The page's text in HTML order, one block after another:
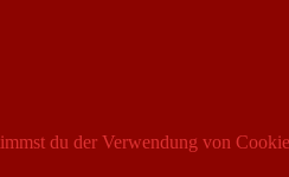
du der Verwendung von